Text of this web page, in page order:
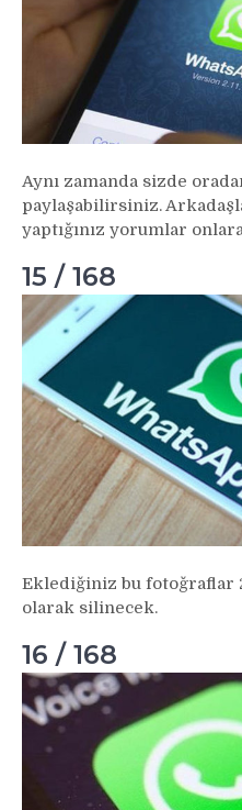
Aynı zamanda sizde
paylaşabilirsiniz.
yaptığınız yorumlar
15 / 168
Eklediğiniz bu fotoğraflar
olarak silinecek.
16 / 168